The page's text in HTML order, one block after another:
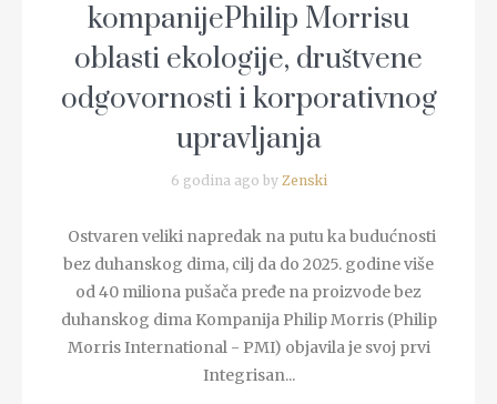
kompanijePhilip Morrisu
oblasti ekologije, društvene
odgovornosti i korporativnog
upravljanja
6 godina ago by Zenski
Ostvaren veliki napredak na putu ka budućnosti
bez duhanskog dima, cilj da do 2025. godine više
od 40 miliona pušača pređe na proizvode bez
duhanskog dima Kompanija Philip Morris (Philip
Morris International - PMI) objavila je svoj prvi
Integrisan...